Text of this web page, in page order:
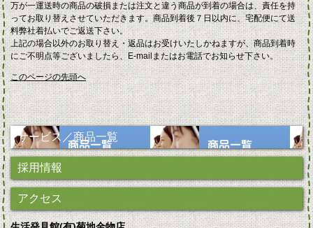
万が一運送時の商品の破損または注文と違う商品が到着の場合は、責任を持
ってお取り替えさせていただきます。商品到着後７日以内に、宅配便にて送
料弊社着払いでご返送下さい。
上記の場合以外のお取り替え・返品はお受けいたしかねますが、商品到着時
にご不明点等ございましたら、E-mailまたはお電話でお知らせ下さい。
このページの先頭へ
サービス／商品一覧
採用情報
アクセス